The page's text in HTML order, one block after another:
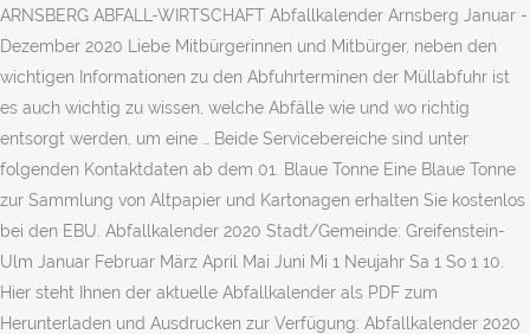
ARNSBERG ABFALL-WIRTSCHAFT Abfallkalender Arnsberg Januar -
Dezember 2020 Liebe Mitbürgerinnen und Mitbürger, neben den
wichtigen Informationen zu den Abfuhrterminen der Müllabfuhr ist
es auch wichtig zu wissen, welche Abfälle wie und wo richtig
entsorgt werden, um eine … Beide Servicebereiche sind unter
folgenden Kontaktdaten ab dem 01. Blaue Tonne Eine Blaue Tonne
zur Sammlung von Altpapier und Kartonagen erhalten Sie kostenlos
bei den EBU. Abfallkalender 2020 Stadt/Gemeinde: Greifenstein-
Ulm Januar Februar März April Mai Juni Mi 1 Neujahr Sa 1 So 1 10.
Hier steht Ihnen der aktuelle Abfallkalender als PDF zum
Herunterladen und Ausdrucken zur Verfügung: Abfallkalender 2020